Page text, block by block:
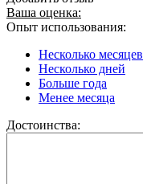
Ваша оценка:
Опыт использования:
Несколько месяцев
Несколько дней
Больше года
Менее месяца
Достоинства: